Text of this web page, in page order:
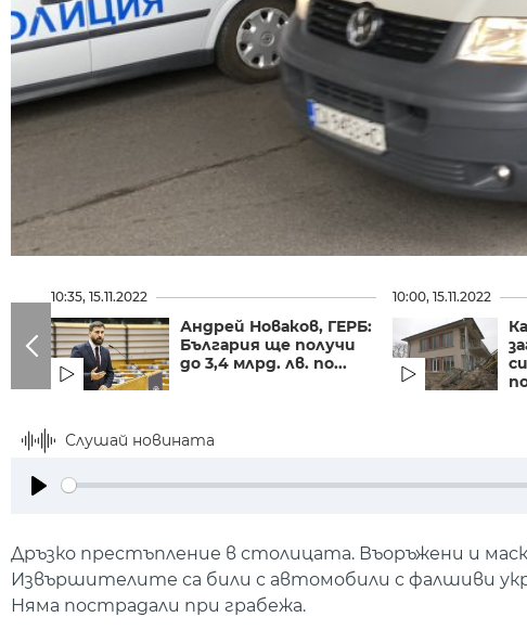
10:35, 15.11.2022
Андрей Новаков, ГЕРБ:
България ще получи
до 3,4 млрд. лв. по...
10:00, 15.11.2022
Слушай новината
Дръзко престъпление в столицата. Въоръжени и
Извършителите са били с автомобили с фалшиви
Няма пострадали при грабежа.